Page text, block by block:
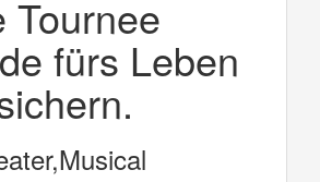
Tournee
fürs Leben